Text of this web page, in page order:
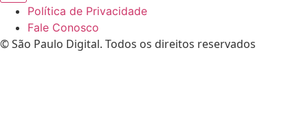
Política de Privacidade
Fale Conosco
© São Paulo Digital. Todos os direitos reservados